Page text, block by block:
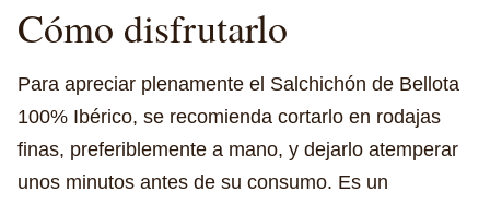
Cómo disfrutarlo
Para apreciar plenamente el Salchichón de Bellota
100% Ibérico, se recomienda cortarlo en rodajas
finas, preferiblemente a mano, y dejarlo atemperar
unos minutos antes de su consumo. Es un